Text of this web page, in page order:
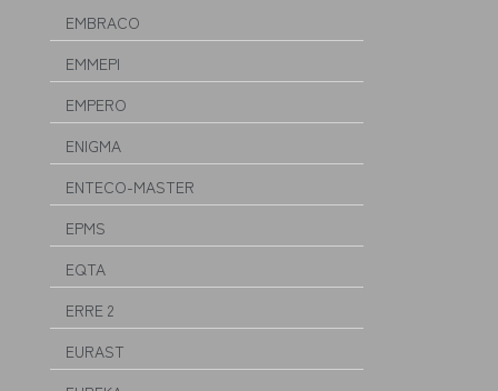
EMBRACO
EMMEPI
EMPERO
ENIGMA
ENTECO-MASTER
EPMS
EQTA
ERRE 2
EURAST